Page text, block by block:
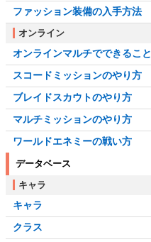
ファッション装備の入手方法
オンライン
オンラインマルチでできること
スコードミッションのやり方
ブレイドスカウトのやり方
マルチミッションのやり方
ワールドエネミーの戦い方
データベース
キャラ
キャラ
クラス